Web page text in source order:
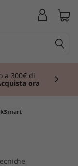
a 300€ di
ora